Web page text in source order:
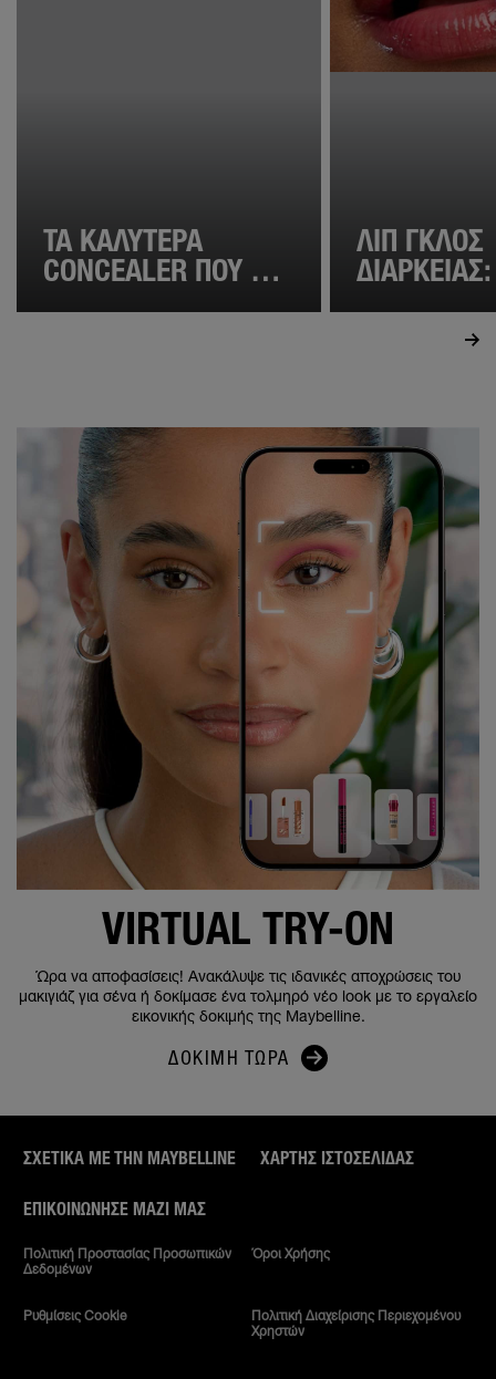
ΤΑ ΚΑΛΎΤΕΡΑ
CONCEALER ΠΟΥ ΘΑ
ΛΙΠ ΓΚΛΟΣ
VIRTUAL TRY-ON
Ώρα να αποφασίσεις! Ανακάλυψε τις ιδανικές αποχρώσεις του
μακιγιάζ για σένα ή δοκίμασε ένα τολμηρό νέο look με το εργαλείο
εικονικής δοκιμής της Maybelline.
ΔΟΚΙΜΉ ΤΏΡΑ
ΣΧΕΤΙΚΑ ΜΕ ΤΗΝ MAYBELLINE
ΕΠΙΚΟΙΝΏΝΗΣΕ ΜΑΖΊ ΜΑΣ
ΧΆΡΤΗΣ ΙΣΤΟΣΕΛΊΔΑΣ
Πολιτική Προστασίας Προσωπικών
Δεδομένων
Όροι Χρήσης
Ρυθμίσεις Cookie
Πολιτική Διαχείρισης Περιεχομένου
Χρηστών